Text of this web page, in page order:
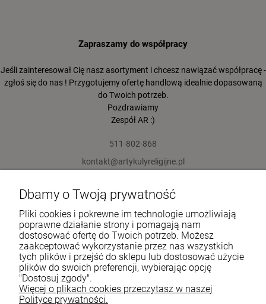
Zapraszamy do współpracy
Jeśli zainteresował Cię nasz asortyment i chcesz nawiązać współpracę -
zgłoś się do nas ! Przygotujemy ofertę handlową idealnie dopasowaną
do Twoich potrzeb.
Pozdrawiamy
Zespół AR :)
511-802-868
kontakt@artykulyreligijne.pl
Pomoc
Moje konto
Płatności i dostawa
Informacje
O nas
Dbamy o Twoją prywatność
Pliki cookies i pokrewne im technologie umożliwiają
poprawne działanie strony i pomagają nam
dostosować ofertę do Twoich potrzeb. Możesz
zaakceptować wykorzystanie przez nas wszystkich
tych plików i przejść do sklepu lub dostosować użycie
plików do swoich preferencji, wybierając opcję
"Dostosuj zgody".
Więcej o plikach cookies przeczytasz w naszej
Polityce prywatności.